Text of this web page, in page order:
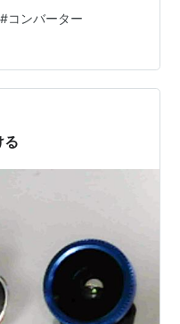
等の音質、 またHilo 2
インターフェースを
ック×4（マイク／ラ
ステレオアウト、独
#コンバーター
る